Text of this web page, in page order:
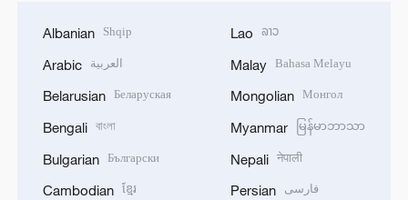
Albanian Shqip
Arabic العربية
Belarusian Беларуская
Bengali বাংলা
Bulgarian Български
Cambodian ខ្មែរ
Lao ລາວ
Malay Bahasa Melayu
Mongolian Монгол
Myanmar မြန်မာဘာသာ
Nepali नेपाली
Persian فارسی